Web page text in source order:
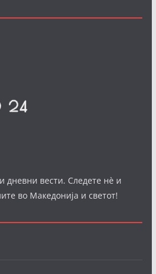
дневни вести. Следете нè и
во Македонија и светот!